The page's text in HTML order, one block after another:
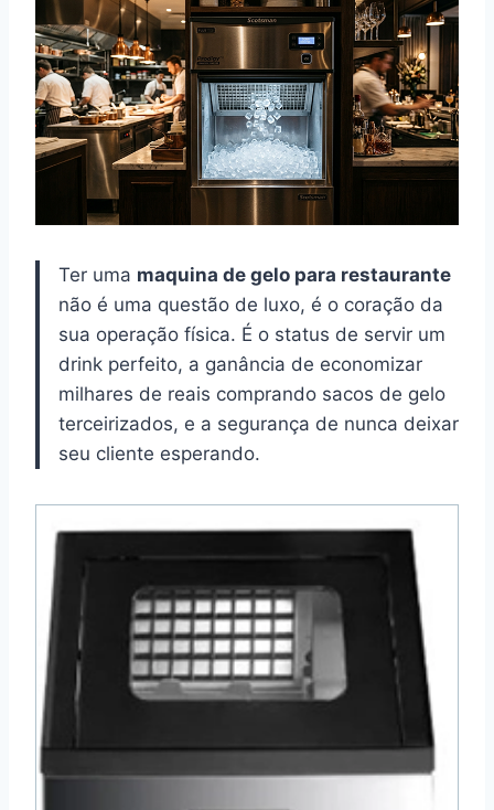
Ter uma maquina de gelo para restaurante
não é uma questão de luxo, é o coração da
sua operação física. É o status de servir um
drink perfeito, a ganância de economizar
milhares de reais comprando sacos de gelo
terceirizados, e a segurança de nunca deixar
seu cliente esperando.